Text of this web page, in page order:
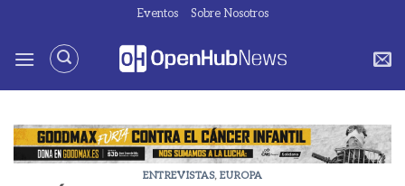
contenido
Eventos Sobre Nosotros
ENTREVISTAS,EUROPA